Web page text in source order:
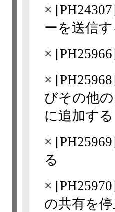
× [PH24307
ーを送信す
× [PH25966
× [PH25968
びその他
に追加する
× [PH25969
る
× [PH25970
の共有を